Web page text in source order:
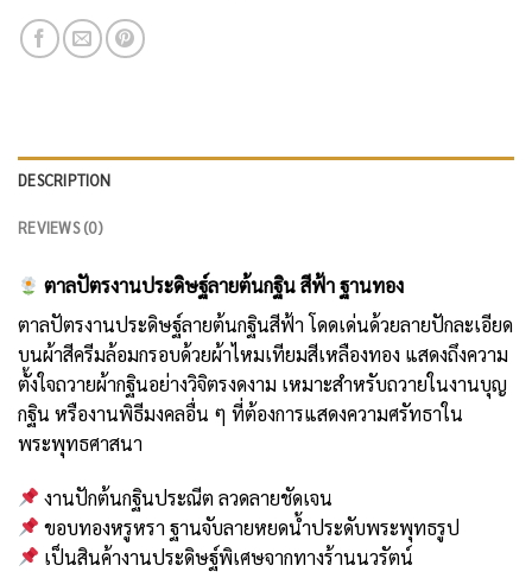
DESCRIPTION
REVIEWS (0)
ตาลปัตรงานประดิษฐ์ลายต้นกฐิน สีฟ้า ฐานทอง
ตาลปัตรงานประดิษฐ์ลายต้นกฐินสีฟ้า โดดเด่นด้วยลายปักละเอียด
บนผ้าสีครีมล้อมกรอบด้วยผ้าไหมเทียมสีเหลืองทอง แสดงถึงความ
ตั้งใจถวายผ้ากฐินอย่างวิจิตรงดงาม เหมาะสำหรับถวายในงานบุญ
กฐิน หรืองานพิธีมงคลอื่น ๆ ที่ต้องการแสดงความศรัทธาใน
พระพุทธศาสนา
งานปักต้นกฐินประณีต ลวดลายชัดเจน
ขอบทองหรูหรา ฐานจับลายหยดน้ำประดับพระพุทธรูป
เป็นสินค้างานประดิษฐ์พิเศษจากทางร้านนวรัตน์